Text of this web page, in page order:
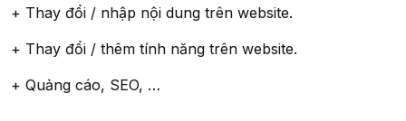
+ Thay đổi / nhập nội dung trên website.
+ Thay đổi / thêm tính năng trên website.
+ Quảng cáo, SEO, …